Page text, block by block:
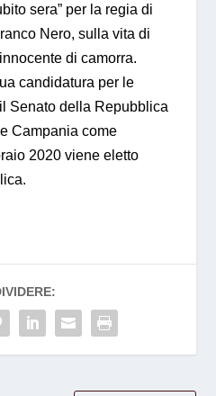
sera” per la regia di
Nero, sulla vita di
di camorra.
candidatura per le
Senato della Repubblica
Campania come
2020 viene eletto